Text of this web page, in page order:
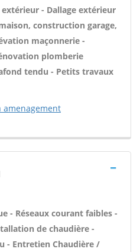
- Dallage extérieur
construction garage,
maçonnerie -
plomberie
tendu - Petits travaux
amenagement
- Réseaux courant faibles -
de chaudière -
- Entretien Chaudière /